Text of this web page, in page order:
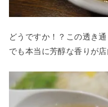
どうですか！？この透き通
でも本当に芳醇な香りが店